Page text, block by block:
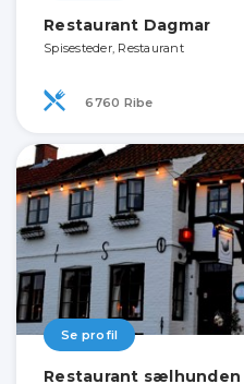
Restaurant Dagmar
Spisesteder, Restaurant
6760 Ribe
Se profil
Restaurant sælhunden